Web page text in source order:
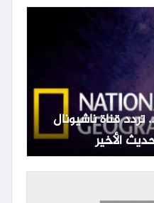
قناة ناشيونال